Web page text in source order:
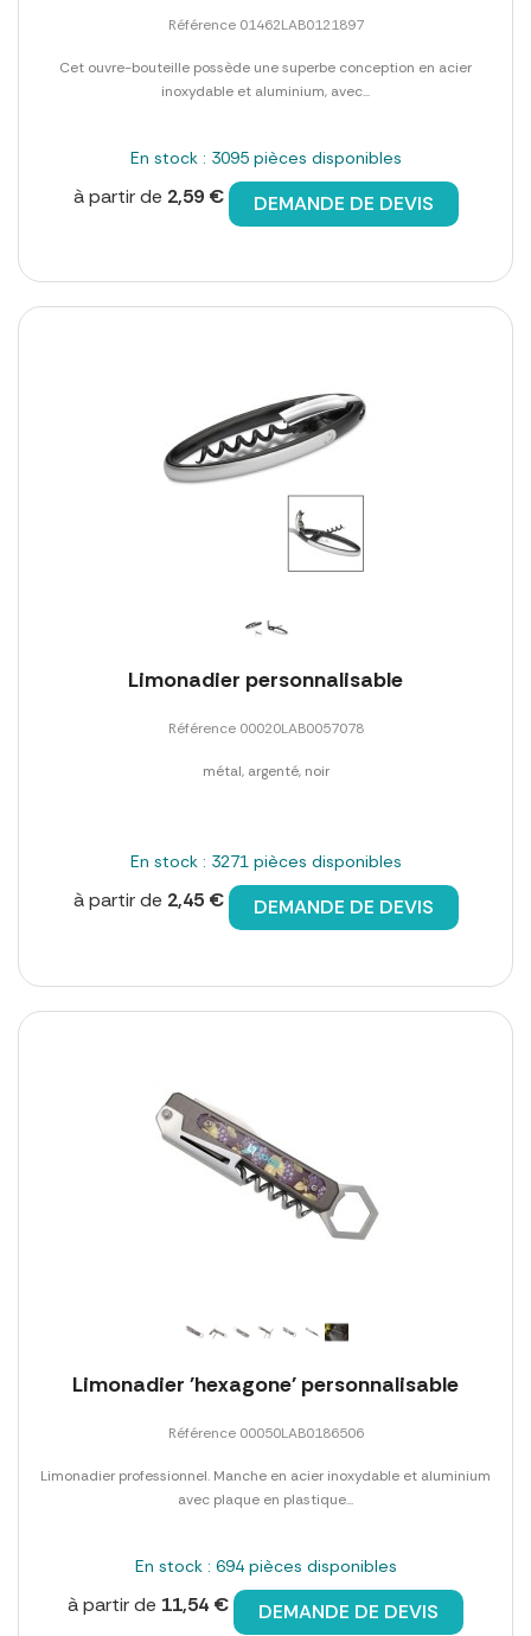
Référence 01462LAB0121897
Cet ouvre-bouteille possède une superbe conception en acier
inoxydable et aluminium, avec...
En stock : 3095 pièces disponibles
à partir de 2,59 € DEMANDE DE DEVIS
Limonadier personnalisable
Référence 00020LAB0057078
métal, argenté, noir
En stock : 3271 pièces disponibles
à partir de 2,45 € DEMANDE DE DEVIS
Limonadier 'hexagone' personnalisable
Référence 00050LAB0186506
Limonadier professionnel. Manche en acier inoxydable et aluminium
avec plaque en plastique...
En stock : 694 pièces disponibles
à partir de 11,54 € DEMANDE DE DEVIS